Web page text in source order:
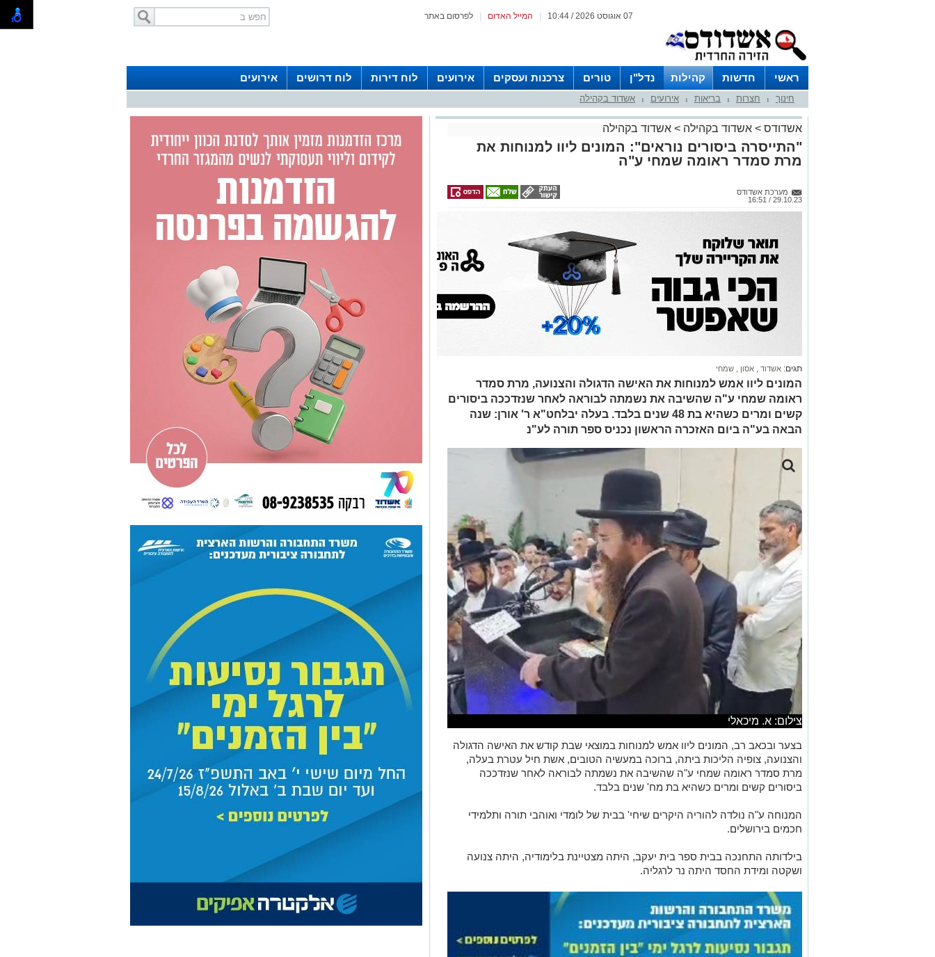
לפרסום באתר המייל האדום 07 אוגוסט 2026 / 10:44
ראשי חדשות קהילות נדל"ן טורים צרכנות ועסקים אירועים לוח דירות לוח דרושים אירועים
חינוך חצרות בריאות אירועים אשדוד בקהילה
אשדודס > אשדוד בקהילה > אשדוד בקהילה
"התייסרה ביסורים נוראים": המונים ליוו למנוחות את
מרת סמדר ראומה שמחי ע"ה
מערכת אשדודס
29.10.23 / 16:51
תגים: אשדוד אסון שמחי
המונים ליוו אמש למנוחות את האישה הדגולה והצנועה, מרת סמדר
ראומה שמחי ע"ה שהשיבה את נשמתה לבוראה לאחר שנזדככה ביסורים
קשים ומרים כשהיא בת 48 שנים בלבד. בעלה יבלחט"א ר' אורן: שנה
הבאה בע"ה ביום האזכרה הראשון נכניס ספר תורה לע"נ
צילום: א. מיכאלי
בצער ובכאב רב, המונים ליוו אמש למנוחות במוצאי שבת קודש את האישה הדגולה
והצנועה, צופיה הליכות ביתה, ברוכה במעשיה הטובים, אשת חיל עטרת בעלה,
מרת סמדר ראומה שמחי ע"ה שהשיבה את נשמתה לבוראה לאחר שנזדככה
ביסורים קשים ומרים כשהיא בת מח' שנים בלבד.
המנוחה ע"ה נולדה להוריה היקרים שיחי' בבית של לומדי ואוהבי תורה ותלמידי
חכמים בירושלים.
בילדותה התחנכה בבית ספר בית יעקב, היתה מצטיינת בלימודיה, היתה צנועה
ושקטה ומידת החסד היתה נר לרגליה.